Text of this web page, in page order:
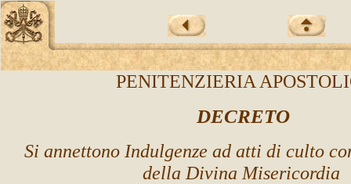
PENITENZIERIA
DECRETO
Si annettono Indulgenze ad atti di culto
della Divina Misericordia